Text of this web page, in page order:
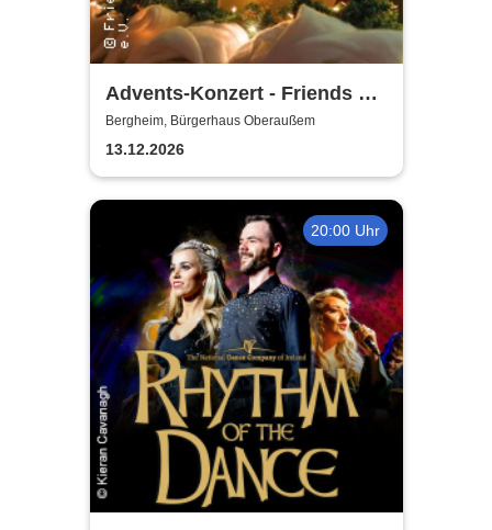
Advents-Konzert - Friends of
Music Oberaussem
Bergheim, Bürgerhaus Oberaußem
13.12.2026
20:00 Uhr